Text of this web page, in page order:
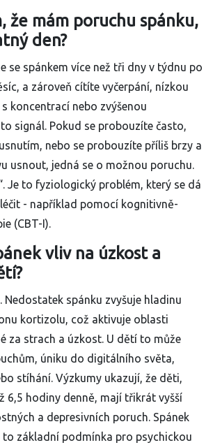
že mám poruchu spánku,
den?
se spánkem více než tři dny v týdnu po
a zároveň cítíte vyčerpání, nízkou
koncentrací nebo zvýšenou
signál. Pokud se probouzíte často,
nebo se probouzíte příliš brzy a
usnout, jedná se o možnou poruchu.
Je to fyziologický problém, který se dá
- například pomocí kognitivně-
(CBT-I).
vliv na úzkost a
Nedostatek spánku zvyšuje hladinu
kortizolu, což aktivuje oblasti
za strach a úzkost. U dětí to může
úniku do digitálního světa,
stíhání. Výzkumy ukazují, že děti,
6,5 hodiny denně, mají třikrát vyšší
a depresivních poruch. Spánek
to základní podmínka pro psychickou